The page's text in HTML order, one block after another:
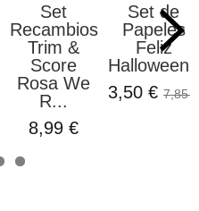
Set
Recambios
Trim &
Score
Rosa We
R...
8,99 €
Set de
Papeles
Feliz
3,50 € 7,85 €